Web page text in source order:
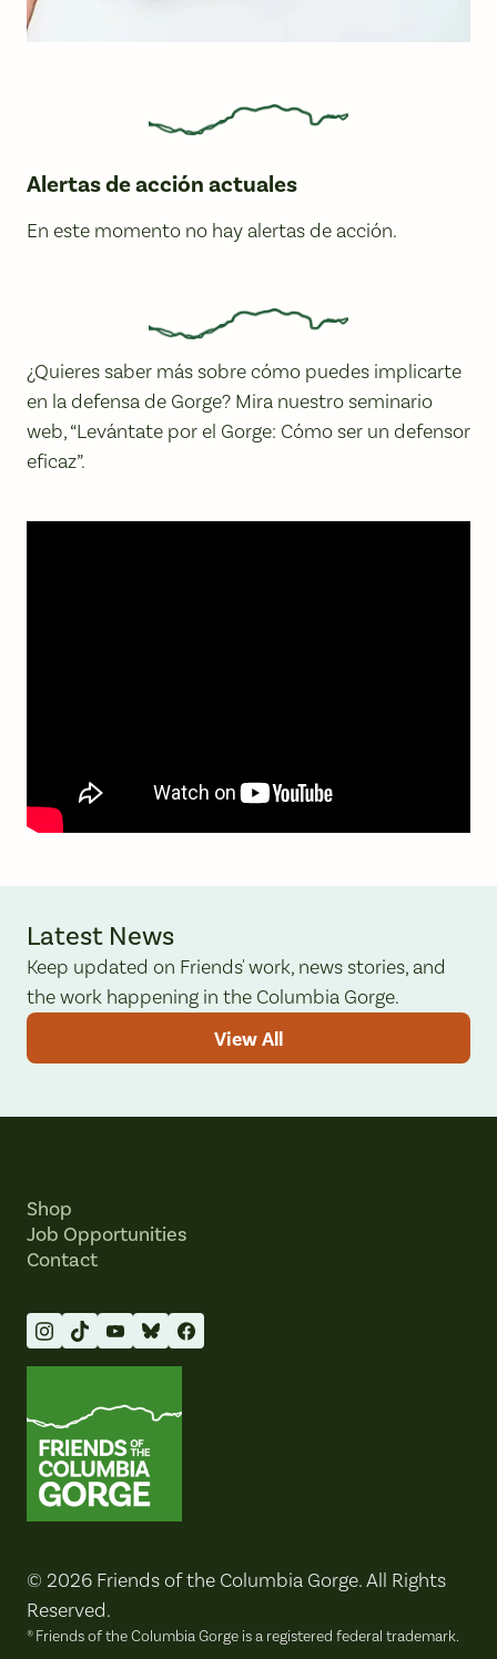
Alertas de acción actuales
En este momento no hay alertas de acción.
¿Quieres saber más sobre cómo puedes implicarte
en la defensa de Gorge? Mira nuestro seminario
web, “Levántate por el Gorge: Cómo ser un defensor
eficaz”.
Latest News
Keep updated on Friends' work, news stories, and
the work happening in the Columbia Gorge.
View All
Shop
Job Opportunities
Contact
© 2026 Friends of the Columbia Gorge. All Rights
Reserved.
® Friends of the Columbia Gorge is a registered federal trademark.